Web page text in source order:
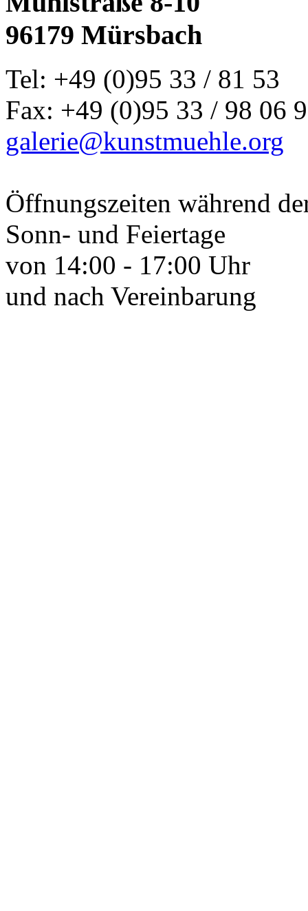
96179 Mürsbach
Tel: +49 (0)95 33 / 81 53
Fax: +49 (0)95 33 / 98 06
galerie@kunstmuehle.org
Öffnungszeiten während
Sonn- und Feiertage
von 14:00 - 17:00 Uhr
und nach Vereinbarung